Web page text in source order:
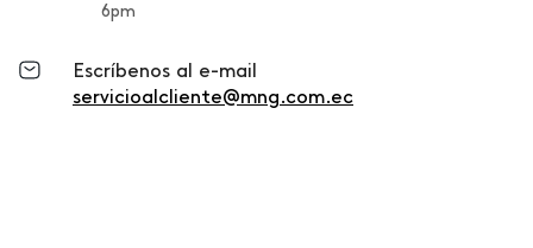
6pm
Escríbenos al e-mail
servicioalcliente@mng.com.ec